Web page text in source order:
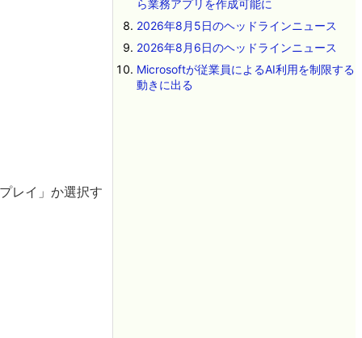
レイ」か選択す
ら業務アプリを作成可能に
2026年8月5日のヘッドラインニュース
2026年8月6日のヘッドラインニュース
Microsoftが従業員によるAI利用を制限する
動きに出る